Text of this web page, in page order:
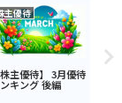
主優待
株主優待】 3月優待
キング 後編